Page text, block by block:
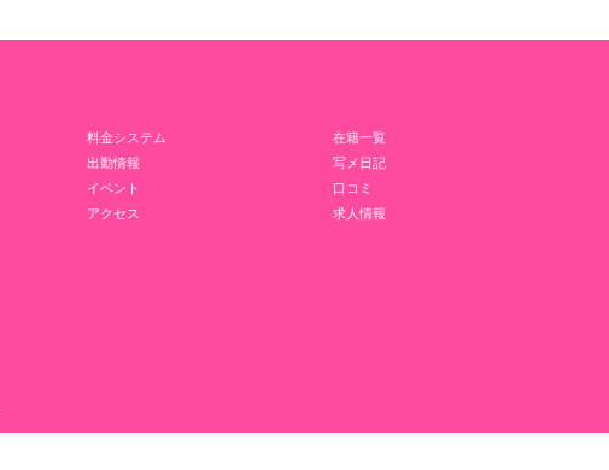
料金システム
在籍一覧
出勤情報
写メ日記
イベント
口コミ
アクセス
求人情報